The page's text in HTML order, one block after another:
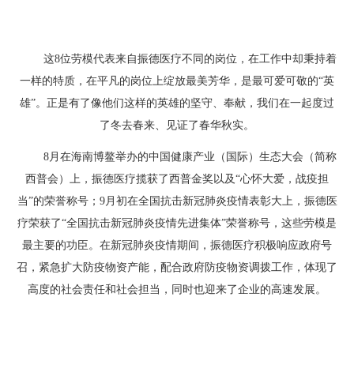
这8位劳模代表来自振德医疗不同的岗位，在工作中却秉持着
一样的特质，在平凡的岗位上绽放最美芳华，是最可爱可敬的“英
雄”。正是有了像他们这样的英雄的坚守、奉献，我们在一起度过
了冬去春来、见证了春华秋实。
8月在海南博鳌举办的中国健康产业（国际）生态大会（简称
西普会）上，振德医疗揽获了西普金奖以及“心怀大爱，战疫担
当”的荣誉称号；9月初在全国抗击新冠肺炎疫情表彰大上，振德医
疗荣获了“全国抗击新冠肺炎疫情先进集体”荣誉称号，这些劳模是
最主要的功臣。在新冠肺炎疫情期间，振德医疗积极响应政府号
召，紧急扩大防疫物资产能，配合政府防疫物资调拨工作，体现了
高度的社会责任和社会担当，同时也迎来了企业的高速发展。